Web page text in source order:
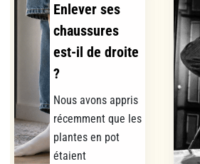
Enlever ses
chaussures
est-il de droite
?
Nous avons appris
récemment que les
plantes en pot
étaient